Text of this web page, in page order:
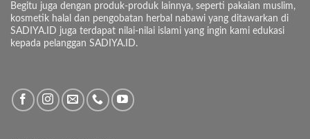
Begitu juga dengan produk-produk lainnya, seperti pakaian muslim,
kosmetik halal dan pengobatan herbal nabawi yang ditawarkan di
SADIYA.ID juga terdapat nilai-nilai islami yang ingin kami edukasi
kepada pelanggan SADIYA.ID.